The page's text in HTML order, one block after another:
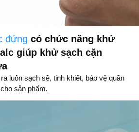
đứng có chức năng khử
giúp khử sạch cặn
luôn sạch sẽ, tinh khiết, bảo vệ quần
sản phẩm.